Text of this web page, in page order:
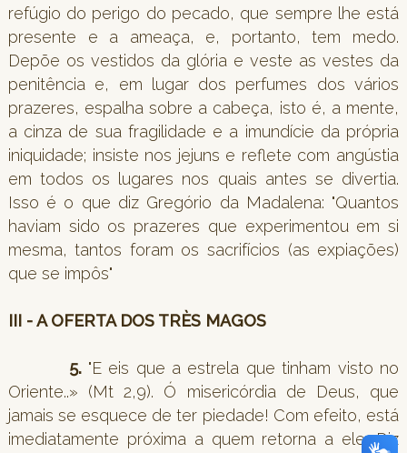
refúgio do perigo do pecado, que sempre lhe está
presente e a ameaça, e, portanto, tem medo.
Depõe os vestidos da glória e veste as vestes da
penitência e, em lugar dos perfumes dos vários
prazeres, espalha sobre a cabeça, isto é, a mente,
a cinza de sua fragilidade e a imundície da própria
iniquidade; insiste nos jejuns e reflete com angústia
em todos os lugares nos quais antes se divertia.
Isso é o que diz Gregório da Madalena: "Quantos
haviam sido os prazeres que experimentou em si
mesma, tantos foram os sacrifícios (as expiações)
que se impôs"
III - A OFERTA DOS TRÈS MAGOS
5."E eis que a estrela que tinham visto no
Oriente..» (Mt 2,9). Ó misericórdia de Deus, que
jamais se esquece de ter piedade! Com efeito, está
imediatamente próxima a quem retorna a ele. Diz